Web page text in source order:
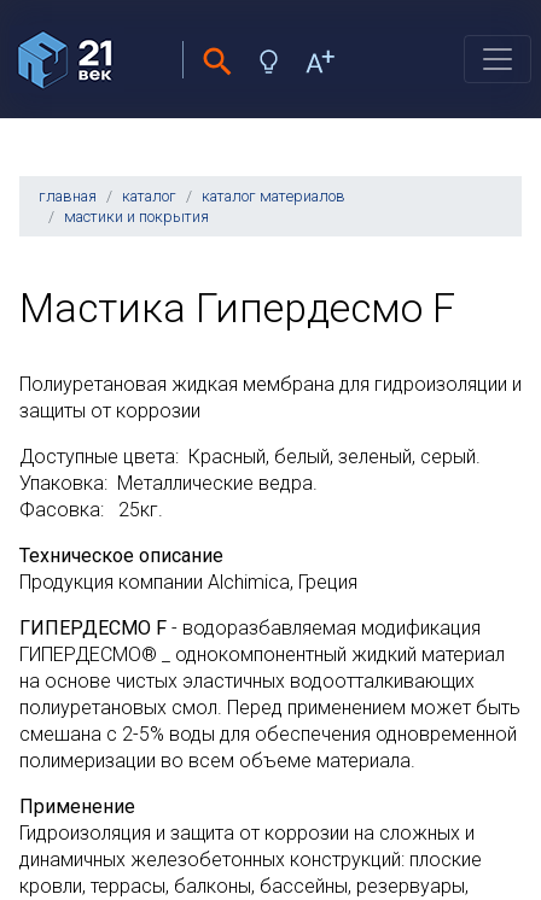
главная каталог
каталог материалов
мастики и покрытия
Мастика Гипердесмо F
Полиуретановая жидкая мембрана для гидроизоляции и
защиты от коррозии
Доступные цвета: Красный, белый, зеленый, серый.
Упаковка: Металлические ведра.
Фасовка: 25кг.
Техническое описание
Продукция компании Alchimica, Греция
ГИПЕРДЕСМО F - водоразбавляемая модификация
ГИПЕРДЕСМО® _ однокомпонентный жидкий материал
на основе чистых эластичных водоотталкивающих
полиуретановых смол. Перед применением может быть
смешана с 2-5% воды для обеспечения одновременной
полимеризации во всем объеме материала.
Применение
Гидроизоляция и защита от коррозии на сложных и
динамичных железобетонных конструкций: плоские
кровли, террасы, балконы, бассейны, резервуары,